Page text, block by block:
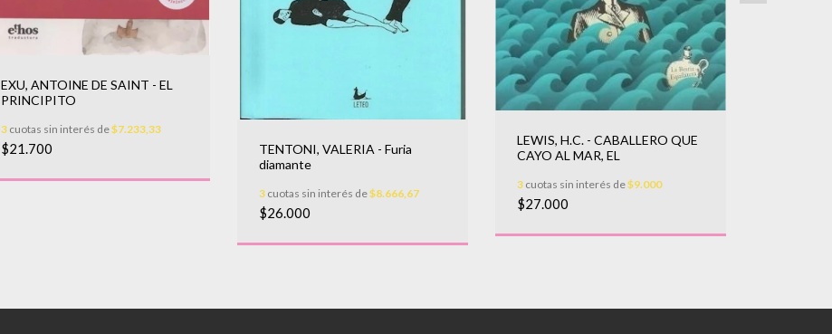
EXU, ANTOINE DE SAINT - EL
PRINCIPITO
3 cuotas sin interés de$7.233,33
$21.700
TENTONI, VALERIA - Furia
diamante
3 cuotas sin interés de$8.666,67
$26.000
LEWIS, H.C. - CABALLERO QUE
CAYO AL MAR, EL
3 cuotas sin interés de$9.000
$27.000